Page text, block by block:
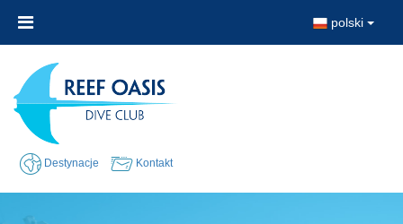
polski
Destynacje Kontakt